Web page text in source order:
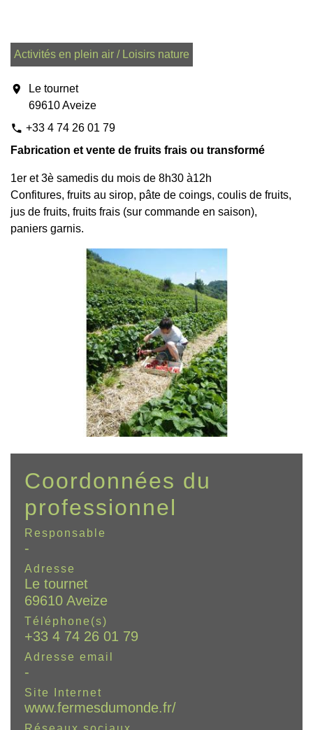
Activités en plein air / Loisirs nature
location_on
Le tournet
69610 Aveize
phone +33 4 74 26 01 79
Fabrication et vente de fruits frais ou transformé
1er et 3è samedis du mois de 8h30 à12h
Confitures, fruits au sirop, pâte de coings, coulis de fruits,
jus de fruits, fruits frais (sur commande en saison),
paniers garnis.
Coordonnées du
professionnel
Responsable
-
Adresse
Le tournet
69610 Aveize
Téléphone(s)
+33 4 74 26 01 79
Adresse email
-
Site Internet
www.fermesdumonde.fr/